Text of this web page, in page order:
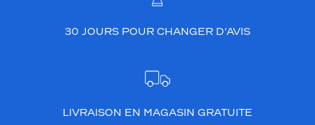
30 JOURS POUR CHANGER D’AVIS
LIVRAISON EN MAGASIN GRATUITE